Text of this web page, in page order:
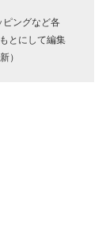
ングなど各
とにして編集
）